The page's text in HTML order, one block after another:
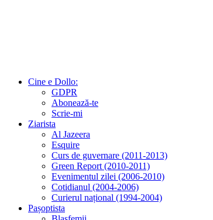
Cine e Dollo:
GDPR
Abonează-te
Scrie-mi
Ziarista
Al Jazeera
Esquire
Curs de guvernare (2011-2013)
Green Report (2010-2011)
Evenimentul zilei (2006-2010)
Cotidianul (2004-2006)
Curierul național (1994-2004)
Pașoptista